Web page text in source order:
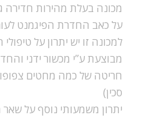
מכונה בעלת מהירות
על כאב החדרת הפיגמנט
למכונה זו יש יתרון על
מבוצעת ע”י מכשור ידני
חריטה של כמה מחטים
סכין)
יתרון משמעותי נוסף על